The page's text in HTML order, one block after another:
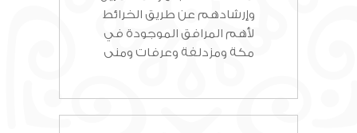
وإرشادهم عن طريق الخرائط
لأهم المرافق الموجودة في
مكة ومزدلفة وعرفات ومنى